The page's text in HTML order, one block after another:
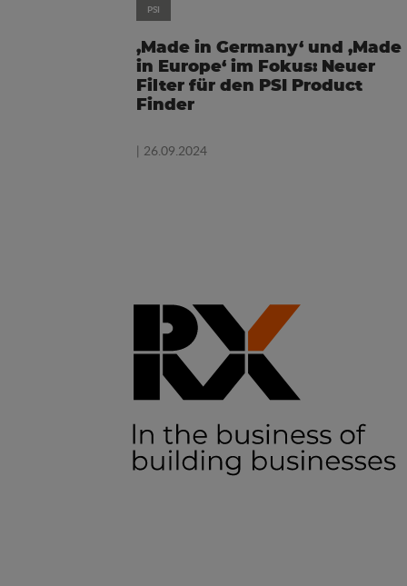
PSI
‚Made in Germany‘ und ‚Made
in Europe‘ im Fokus: Neuer
Filter für den PSI Product
Finder
| 26.09.2024